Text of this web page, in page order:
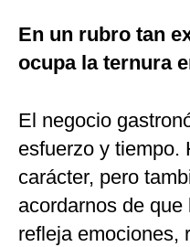
En un rubro tan
ocupa la ternura
El negocio
esfuerzo y tiempo.
carácter, pero
acordarnos de
refleja emociones,